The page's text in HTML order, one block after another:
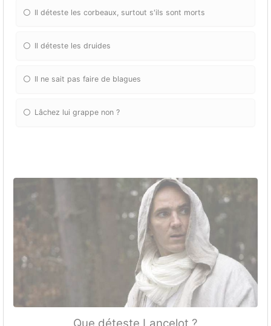
Il déteste les corbeaux, surtout s'ils sont morts
Il déteste les druides
Il ne sait pas faire de blagues
Lâchez lui grappe non ?
Que déteste Lancelot ?